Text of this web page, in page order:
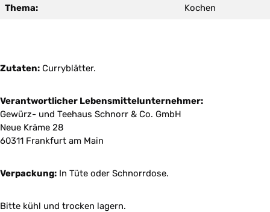
Thema: Kochen
Zutaten: Curryblätter.
Verantwortlicher Lebensmittelunternehmer:
Gewürz- und Teehaus Schnorr & Co. GmbH
Neue Kräme 28
60311 Frankfurt am Main
Verpackung: In Tüte oder Schnorrdose.
Bitte kühl und trocken lagern.